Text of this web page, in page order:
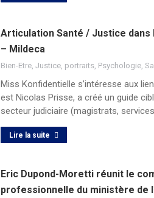
Articulation Santé / Justice
– Mildeca
Bien-Etre,Justice, portraits, Psychologie,
Miss Konfidentielle s’intéresse aux
est Nicolas Prisse, a créé un guide
secteur judiciaire (magistrats,
Lire la suite
Eric Dupond-Moretti réunit le
professionnelle du ministère de